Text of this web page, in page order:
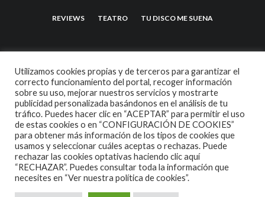
REVIEWS TEATRO TU DISCO ME SUENA
2007 COPYRIGHT -CODETIPITHEME
Utilizamos cookies propias y de terceros para garantizar el
correcto funcionamiento del portal, recoger información
sobre su uso, mejorar nuestros servicios y mostrarte
publicidad personalizada basándonos en el análisis de tu
tráfico. Puedes hacer clic en “ACEPTAR” para permitir el uso
de estas cookies o en “CONFIGURACIÓN DE COOKIES”
para obtener más información de los tipos de cookies que
usamos y seleccionar cuáles aceptas o rechazas. Puede
rechazar las cookies optativas haciendo clic aquí
“RECHAZAR”. Puedes consultar toda la información que
necesites en “Ver nuestra política de cookies”.